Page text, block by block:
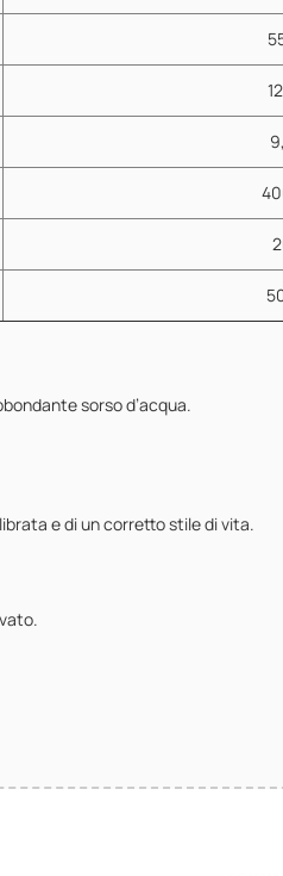
sorso d’acqua.
e di un corretto stile di vita.